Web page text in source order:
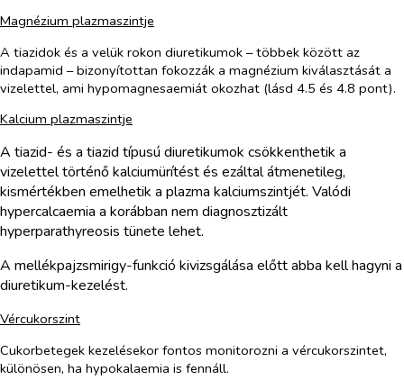
Magnézium plazmaszintje
A tiazidok és a velük rokon diuretikumok – többek között az
indapamid – bizonyítottan fokozzák a magnézium kiválasztását a
vizelettel, ami hypomagnesaemiát okozhat (lásd 4.5 és 4.8 pont).
Kalcium plazmaszintje
A tiazid- és a tiazid típusú diuretikumok csökkenthetik a
vizelettel történő kalciumürítést és ezáltal átmenetileg,
kismértékben emelhetik a plazma kalciumszintjét. Valódi
hypercalcaemia a korábban nem diagnosztizált
hyperparathyreosis tünete lehet.
A mellékpajzsmirigy-funkció kivizsgálása előtt abba kell hagyni a
diuretikum-kezelést.
Vércukorszint
Cukorbetegek kezelésekor fontos monitorozni a vércukorszintet,
különösen, ha hypokalaemia is fennáll.